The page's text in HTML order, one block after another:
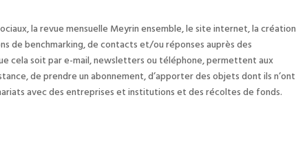
la revue mensuelle Meyrin ensemble, le site internet, la création
de benchmarking, de contacts et/ou réponses auprès des
cela soit par e-mail, newsletters ou téléphone, permettent aux
de prendre un abonnement, d’apporter des objets dont ils n’ont
avec des entreprises et institutions et des récoltes de fonds.